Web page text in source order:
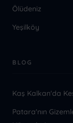
Ölüdeniz
Yeşilköy
BLOG
Kaş Kalkan'da
Patara'nın